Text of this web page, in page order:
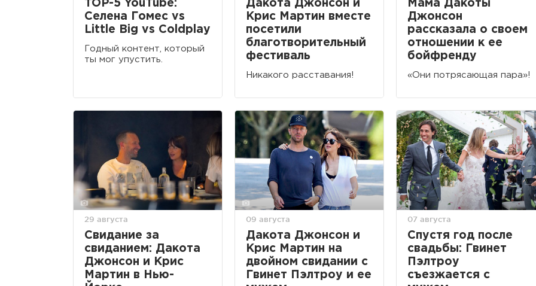
TOP-5 YouTube:
Селена Гомес vs
Little Big vs Coldplay
Годный контент, который
ты мог упустить.
Дакота Джонсон и
Крис Мартин вместе
посетили
благотворительный
фестиваль
Никакого расставания!
Мама Дакоты
Джонсон
рассказала о своем
отношении к ее
бойфренду
«Они потрясающая пара»!
29 августа
Свидание за
свиданием: Дакота
Джонсон и Крис
Мартин в Нью-
09 августа
Дакота Джонсон и
Крис Мартин на
двойном свидании с
Гвинет Пэлтроу и ее
07 августа
Спустя год после
свадьбы: Гвинет
Пэлтроу
съезжается с